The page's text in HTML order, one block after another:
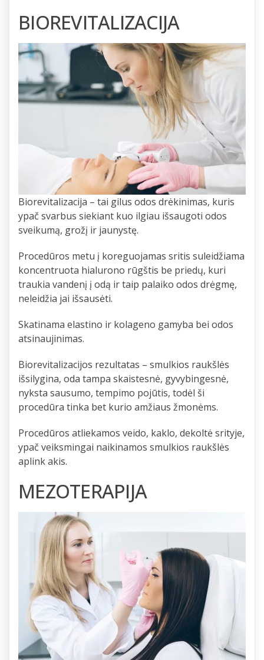
BIOREVITALIZACIJA
Biorevitalizacija – tai gilus odos drėkinimas, kuris
ypač svarbus siekiant kuo ilgiau išsaugoti odos
sveikumą, grožį ir jaunystę.
Procedūros metu į koreguojamas sritis suleidžiama
koncentruota hialurono rūgštis be priedų, kuri
traukia vandenį į odą ir taip palaiko odos drėgmę,
neleidžia jai išsausėti.
Skatinama elastino ir kolageno gamyba bei odos
atsinaujinimas.
Biorevitalizacijos rezultatas – smulkios raukšlės
išsilygina, oda tampa skaistesnė, gyvybingesnė,
nyksta sausumo, tempimo pojūtis, todėl ši
procedūra tinka bet kurio amžiaus žmonėms.
Procedūros atliekamos veido, kaklo, dekoltė srityje,
ypač veiksmingai naikinamos smulkios raukšlės
aplink akis.
MEZOTERAPIJA